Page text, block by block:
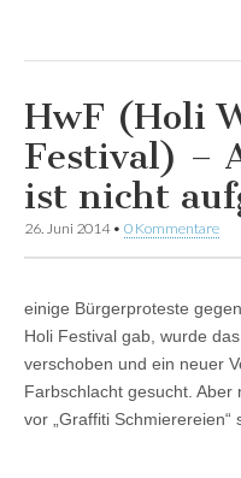
HwF (Holi
Festival) –
ist nicht
26. Juni 2014• 0 Kommentare
einige Bürgerproteste
Holi Festival gab, wurde
verschoben und ein neuer
Farbschlacht gesucht.
vor „Graffiti Schmierereien“